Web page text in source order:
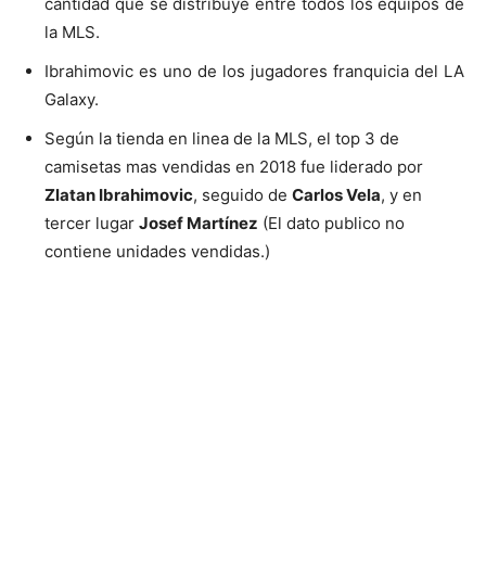
la MLS.
Ibrahimovic es uno de los jugadores franquicia del LA
Galaxy.
Según la tienda en linea de la MLS, el top 3 de
camisetas mas vendidas en 2018 fue liderado por
Zlatan Ibrahimovic, seguido de Carlos Vela, y en
tercer lugar Josef Martínez (El dato publico no
contiene unidades vendidas.)